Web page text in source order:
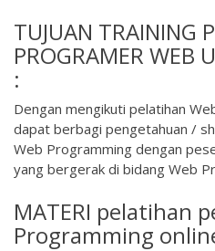
TUJUAN TRAINING
PROGRAMER WEB
:
Dengan mengikuti pelatihan
dapat berbagi pengetahuan /
Web Programming dengan
yang bergerak di bidang Web
MATERI pelatihan
Programming